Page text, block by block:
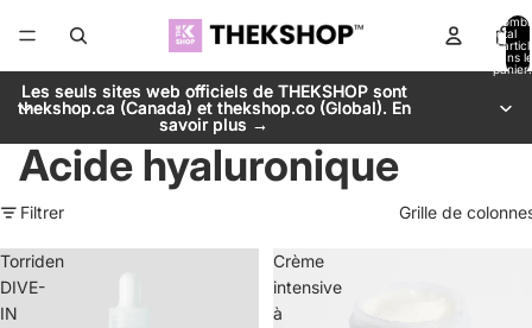
total
dans le
Les seuls sites web officiels de THEKSHOP sont
thekshop.ca (Canada) et thekshop.co (Global). En
savoir plus →
Les seuls sites web officiels de THEKSHOP sont
thekshop.ca (Canada) et thekshop.co (Global). En
savoir plus →
Acide hyaluronique
Filtrer Grille de
Torriden
DIVE-
IN
Crème
intensive
à